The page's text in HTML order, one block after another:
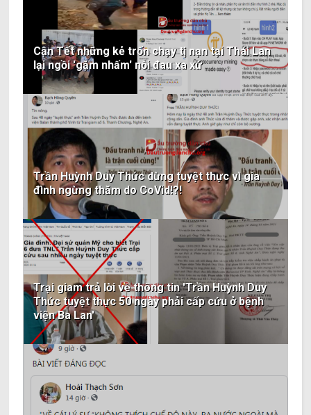
Cận Tết những kẻ trốn chạy tị nạn tại Thái Lan
lại ngồi 'gặm nhấm' nỗi đau xa xứ
Trần Huỳnh Duy Thức dừng tuyệt thực vì gia
đình ngừng thăm do CoVid!?!
Trại giam trả lời về thông tin 'Trần Huỳnh Duy
Thức tuyệt thực 50 ngày phải cấp cứu ở bệnh
viện Ba Lan'